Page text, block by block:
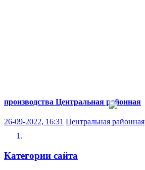
производства Центральная районная
26-09-2022, 16:31 Центральная районная
Категории сайта